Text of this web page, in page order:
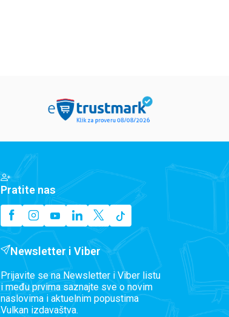
Pratite nas
Newsletter i Viber
Prijavite se na Newsletter i Viber listu
i među prvima saznajte sve o novim
naslovima i aktuelnim popustima
Vulkan izdavaštva.